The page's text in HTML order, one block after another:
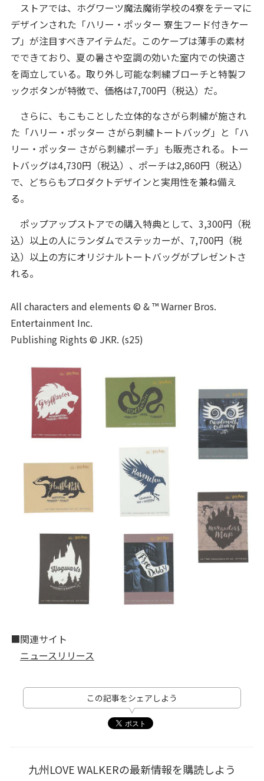
ストアでは、ホグワーツ魔法魔術学校の4寮をテーマに
デザインされた「ハリー・ポッター 寮生フード付きケー
プ」が注目すべきアイテムだ。このケープは薄手の素材
でできており、夏の暑さや空調の効いた室内での快適さ
を両立している。取り外し可能な刺繍ブローチと特製フ
ックボタンが特徴で、価格は7,700円（税込）だ。
さらに、もこもことした立体的なさがら刺繍が施され
た「ハリー・ポッター さがら刺繍トートバッグ」と「ハ
リー・ポッター さがら刺繍ポーチ」も販売される。トー
トバッグは4,730円（税込）、ポーチは2,860円（税込）
で、どちらもプロダクトデザインと実用性を兼ね備え
る。
ポップアップストアでの購入特典として、3,300円（税
込）以上の人にランダムでステッカーが、7,700円（税
込）以上の方にオリジナルトートバッグがプレゼントさ
れる。
All characters and elements © & ™ Warner Bros.
Entertainment Inc.
Publishing Rights © JKR. (s25)
■関連サイト
ニュースリリース
この記事をシェアしよう
九州LOVE WALKERの最新情報を購読しよう